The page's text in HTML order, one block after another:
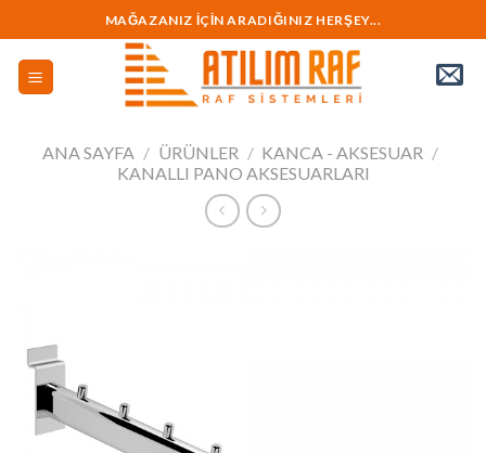
geç
MAĞAZANIZ İÇİN ARADIĞINIZ HERŞEY...
ANA SAYFA / ÜRÜNLER / KANCA - AKSESUAR /
KANALLI PANO AKSESUARLARI